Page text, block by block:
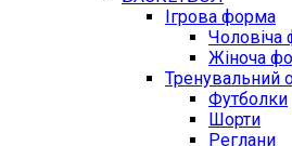
Ігрова форма
Чоловіча
Жіноча
Тренувальний
Футболки
Шорти
Реглани